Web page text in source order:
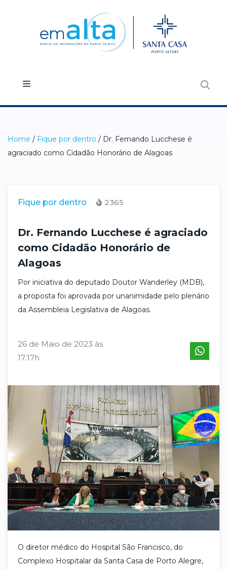
Home / Fique por dentro / Dr. Fernando Lucchese é
agraciado como Cidadão Honorário de Alagoas
Fique por dentro 2365
Dr. Fernando Lucchese é agraciado
como Cidadão Honorário de
Alagoas
Por iniciativa do deputado Doutor Wanderley (MDB),
a proposta foi aprovada por unanimidade pelo plenário
da Assembleia Legislativa de Alagoas.
26 de Maio de 2023 às
17:17h
O diretor médico do Hospital São Francisco, do
Complexo Hospitalar da Santa Casa de Porto Alegre,